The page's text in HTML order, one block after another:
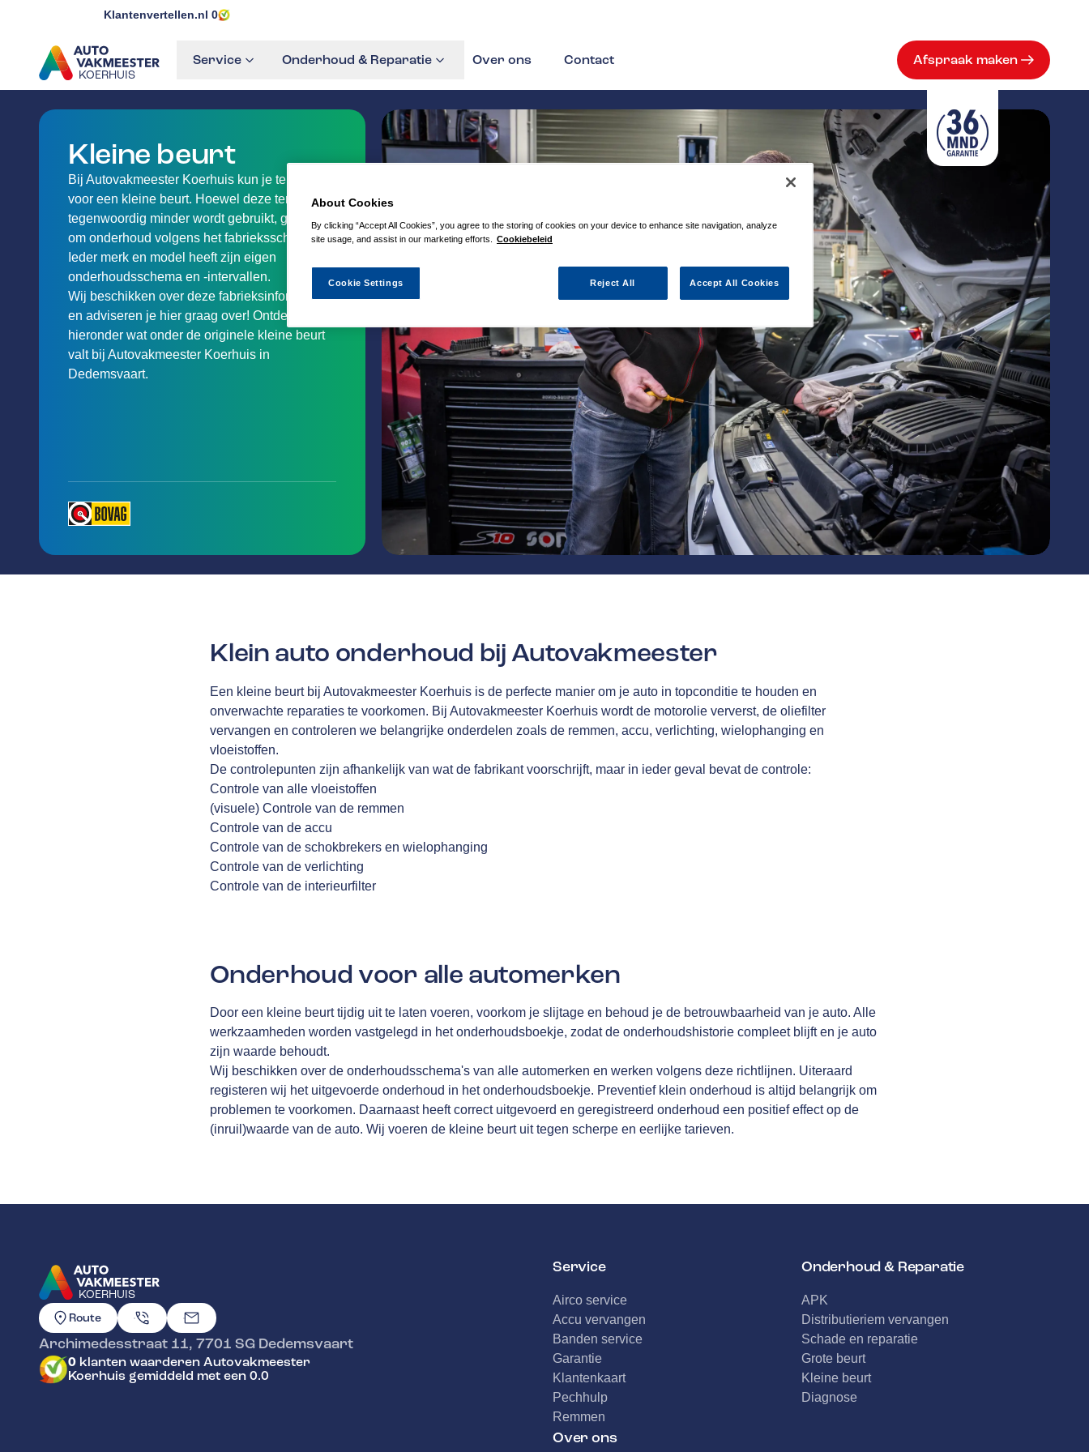
Klantenvertellen.nl 0
KOERHUIS
GA NAAR DE HOMEPAGINA
Service Onderhoud & Reparatie Over ons Contact Afspraak maken
Kleine beurt
Bij Autovakmeester Koerhuis kun je terecht
voor een kleine beurt. Hoewel deze term
tegenwoordig minder wordt gebruikt, gaat het
om onderhoud volgens het fabrieksschema.
Ieder merk en model heeft zijn eigen
onderhoudsschema en -intervallen.
Wij beschikken over deze fabrieksinformatie
en adviseren je hier graag over! Ontdek
hieronder wat onder de originele kleine beurt
valt bij Autovakmeester Koerhuis in
Dedemsvaart.
Klein auto onderhoud bij Autovakmeester
Een kleine beurt bij Autovakmeester Koerhuis is de perfecte manier om je auto in topconditie te houden en
onverwachte reparaties te voorkomen. Bij Autovakmeester Koerhuis wordt de motorolie ververst, de oliefilter
vervangen en controleren we belangrijke onderdelen zoals de remmen, accu, verlichting, wielophanging en
vloeistoffen.
De controlepunten zijn afhankelijk van wat de fabrikant voorschrijft, maar in ieder geval bevat de controle:
Controle van alle vloeistoffen
(visuele) Controle van de remmen
Controle van de accu
Controle van de schokbrekers en wielophanging
Controle van de verlichting
Controle van de interieurfilter
Onderhoud voor alle automerken
Door een kleine beurt tijdig uit te laten voeren, voorkom je slijtage en behoud je de betrouwbaarheid van je auto. Alle
werkzaamheden worden vastgelegd in het onderhoudsboekje, zodat de onderhoudshistorie compleet blijft en je auto
zijn waarde behoudt.
Wij beschikken over de onderhoudsschema's van alle automerken en werken volgens deze richtlijnen. Uiteraard
registeren wij het uitgevoerde onderhoud in het onderhoudsboekje. Preventief klein onderhoud is altijd belangrijk om
problemen te voorkomen. Daarnaast heeft correct uitgevoerd en geregistreerd onderhoud een positief effect op de
(inruil)waarde van de auto. Wij voeren de kleine beurt uit tegen scherpe en eerlijke tarieven.
KOERHUIS
GA NAAR DE HOMEPAGINA
Route
Archimedesstraat 11, 7701 SG Dedemsvaart
0 klanten waarderen Autovakmeester
Koerhuis gemiddeld met een 0.0
Service
Airco service
Accu vervangen
Banden service
Garantie
Klantenkaart
Pechhulp
Remmen
Onderhoud & Reparatie
APK
Distributieriem vervangen
Schade en reparatie
Grote beurt
Kleine beurt
Diagnose
Over ons
About Cookies
By clicking “Accept All Cookies”, you agree to the storing of cookies on your device to enhance site navigation, analyze
site usage, and assist in our marketing efforts.
Cookiebeleid
Reject All Accept All Cookies
Cookie Settings